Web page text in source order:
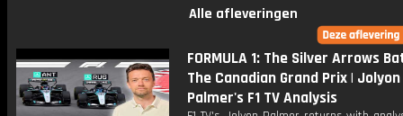
Alle afleveringen
FORMULA 1: The Silver Arrows
The Canadian Grand Prix | Jolyon
Palmer's F1 TV Analysis